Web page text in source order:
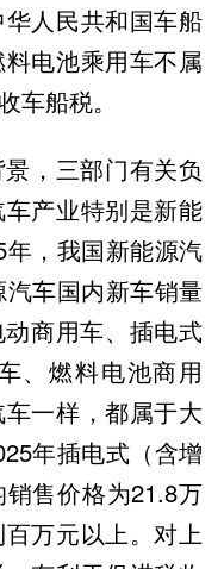
人民共和国车船
电池乘用车不属
车船税。
，三部门有关负
产业特别是新能
，我国新能源汽
车国内新车销量
商用车、插电式
、燃料电池商用
一样，都属于大
年插电式（含增
售价格为21.8万
万元以上。对上